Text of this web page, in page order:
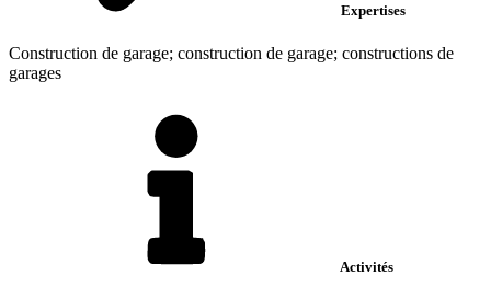
Expertises
Construction de garage; construction de garage; constructions de
garages
Activités